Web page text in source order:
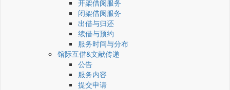
开架借阅服务
闭架借阅服务
出借与归还
续借与预约
服务时间与分布
馆际互借&文献传递
公告
服务内容
提交申请